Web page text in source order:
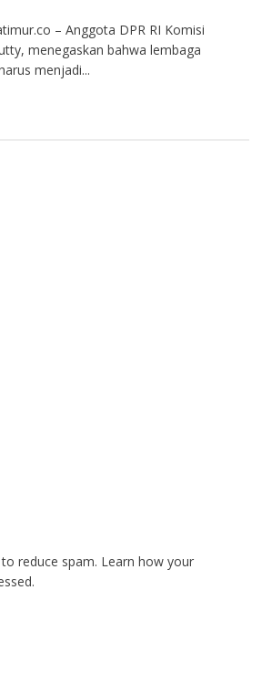
– Anggota DPR RI Komisi
menegaskan bahwa lembaga
menjadi...
reduce spam. Learn how your